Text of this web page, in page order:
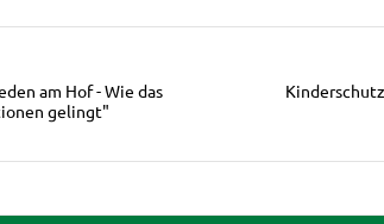
am Hof - Wie das
gelingt"